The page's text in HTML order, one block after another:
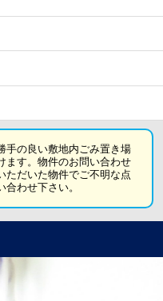
手の良い敷地内ごみ置き場
ます。物件のお問い合わせ
ただいた物件でご不明な点
わせ下さい。